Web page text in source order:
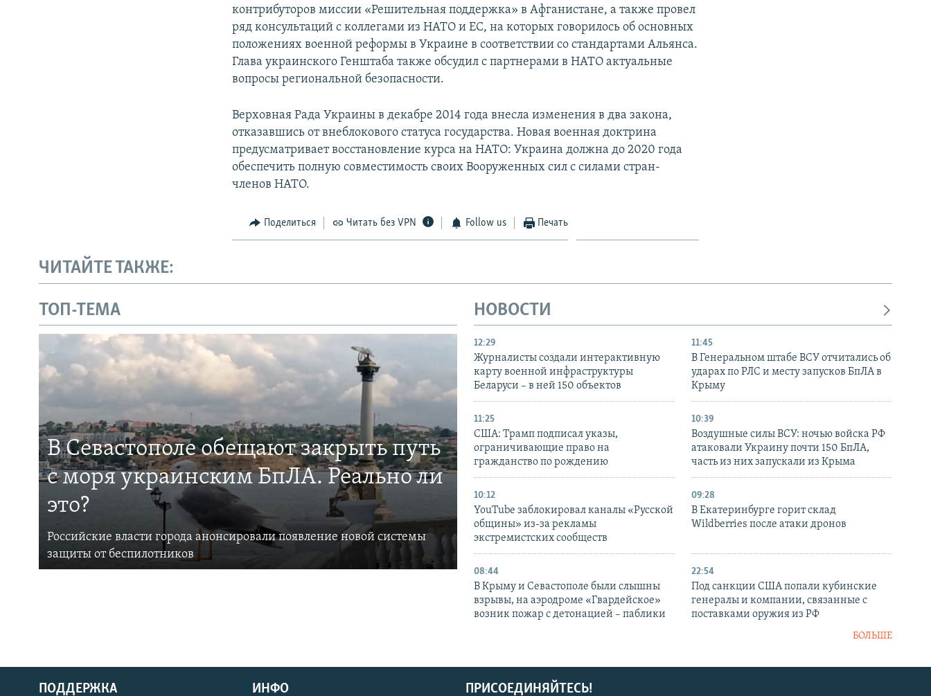
контрибуторов миссии «Решительная поддержка» в Афганистане, а также провел
ряд консультаций с коллегами из НАТО и ЕС, на которых говорилось об основных
положениях военной реформы в Украине в соответствии со стандартами Альянса.
Глава украинского Генштаба также обсудил с партнерами в НАТО актуальные
вопросы региональной безопасности.
Верховная Рада Украины в декабре 2014 года внесла изменения в два закона,
отказавшись от внеблокового статуса государства. Новая военная доктрина
предусматривает восстановление курса на НАТО: Украина должна до 2020 года
обеспечить полную совместимость своих Вооруженных сил с силами стран-
членов НАТО.
Поделиться Читать без VPN Follow us Печать
ЧИТАЙТЕ ТАКЖЕ:
ТОП-ТЕМА
В Севастополе обещают закрыть путь
с моря украинским БпЛА. Реально ли
это?
Российские власти города анонсировали появление новой системы
защиты от беспилотников
НОВОСТИ
12:29
Журналисты создали интерактивную
карту военной инфраструктуры
Беларуси – в ней 150 объектов
11:45
В Генеральном штабе ВСУ отчитались об
ударах по РЛС и месту запусков БпЛА в
Крыму
11:25
США: Трамп подписал указы,
ограничивающие право на
гражданство по рождению
10:39
Воздушные силы ВСУ: ночью войска РФ
атаковали Украину почти 150 БпЛА,
часть из них запускали из Крыма
10:12
YouTube заблокировал каналы «Русской
общины» из-за рекламы
экстремистских сообществ
09:28
В Екатеринбурге горит склад
Wildberries после атаки дронов
08:44
В Крыму и Севастополе были слышны
взрывы, на аэродроме «Гвардейское»
возник пожар с детонацией – паблики
22:54
Под санкции США попали кубинские
генералы и компании, связанные с
поставками оружия из РФ
БОЛЬШЕ
ПРИСОЕДИНЯЙТЕСЬ!
ПОДДЕРЖКА ИНФО